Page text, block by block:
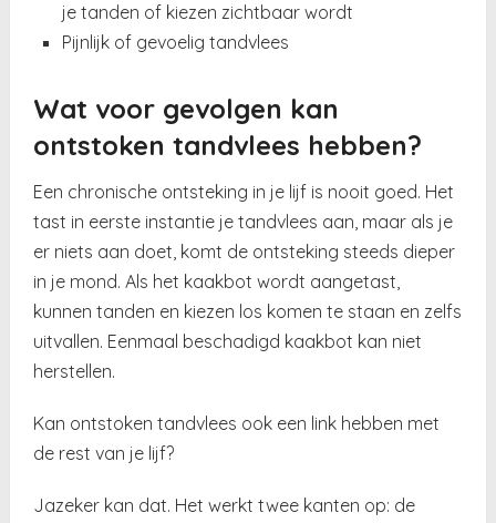
je tanden of kiezen zichtbaar wordt
Pijnlijk of gevoelig tandvlees
Wat voor gevolgen kan
ontstoken tandvlees hebben?
Een chronische ontsteking in je lijf is nooit goed. Het
tast in eerste instantie je tandvlees aan, maar als je
er niets aan doet, komt de ontsteking steeds dieper
in je mond. Als het kaakbot wordt aangetast,
kunnen tanden en kiezen los komen te staan en zelfs
uitvallen. Eenmaal beschadigd kaakbot kan niet
herstellen.
Kan ontstoken tandvlees ook een link hebben met
de rest van je lijf?
Jazeker kan dat. Het werkt twee kanten op: de